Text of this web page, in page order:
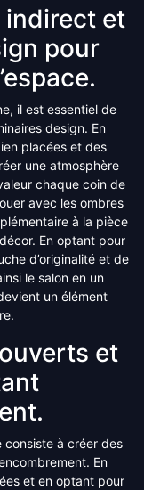
indirect et
pour
il est essentiel de
design. En
placées et des
une atmosphère
chaque coin de
avec les ombres
à la pièce
En optant pour
d’originalité et de
le salon en un
un élément
et
consiste à créer des
En
et en optant pour